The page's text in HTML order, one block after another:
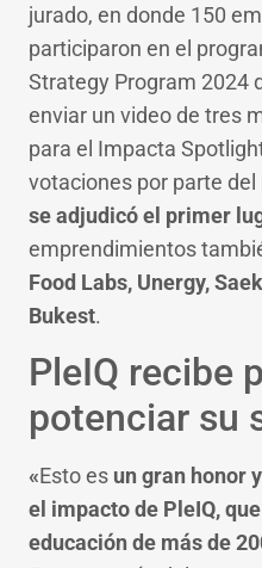
jurado, en donde 150
participaron en el
Strategy Program 2024
enviar un video de tres
para el Impacta
votaciones por parte del
se adjudicó el primer
emprendimientos
Food Labs, Unergy,
Bukest.
PleIQ recibe
potenciar su
«Esto es un gran honor
el impacto de PleIQ,
educación de más de